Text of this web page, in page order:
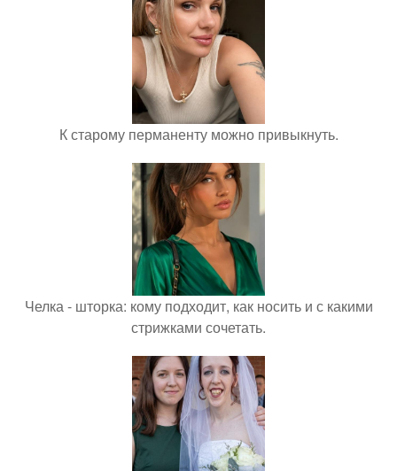
К старому перманенту можно привыкнуть.
Челка - шторка: кому подходит, как носить и с какими
стрижками сочетать.